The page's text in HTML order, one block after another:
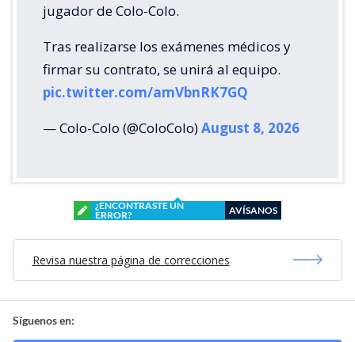
jugador de Colo-Colo.
Tras realizarse los exámenes médicos y
firmar su contrato, se unirá al equipo.
pic.twitter.com/amVbnRK7GQ
— Colo-Colo (@ColoColo)August 8, 2026
¿ENCONTRASTE UN
ERROR?
AVÍSANOS
Revisa nuestra página de correcciones
Síguenos en: